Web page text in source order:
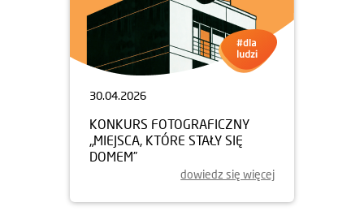
30.04.2026
KONKURS FOTOGRAFICZNY
„MIEJSCA, KTÓRE STAŁY SIĘ
DOMEM”
dowiedz się więcej